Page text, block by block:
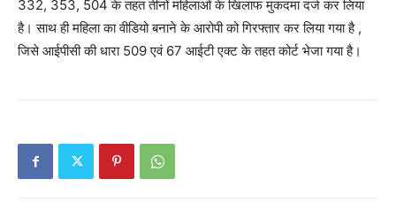
332, 353, 504 के तहत तीनों महिलाओं के खिलाफ मुकदमा दर्ज कर लिया
है। साथ ही महिला का वीडियो बनाने के आरोपी को गिरफ्तार कर लिया गया है ,
जिसे आईपीसी की धारा 509 एवं 67 आईटी एक्ट के तहत कोर्ट भेजा गया है।